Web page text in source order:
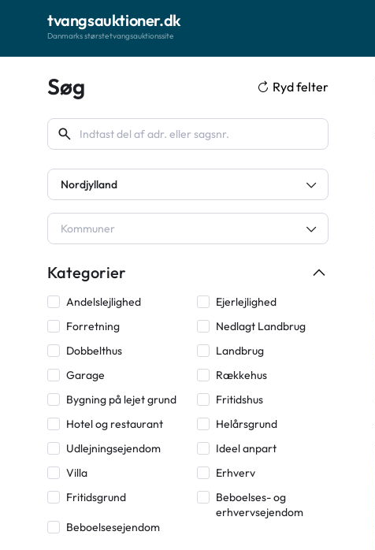
tvangsauktioner.dk
Danmarks største tvangsauktionssite
Søg Ryd felter
Nordjylland
Kommuner
Kategorier
Andelslejlighed
Forretning
Dobbelthus
Garage
Bygning på lejet grund
Hotel og restaurant
Udlejningsejendom
Villa
Fritidsgrund
Beboelsesejendom
Ejerlejlighed
Nedlagt Landbrug
Landbrug
Rækkehus
Fritidshus
Helårsgrund
Ideel anpart
Erhverv
Beboelses- og
erhvervsejendom